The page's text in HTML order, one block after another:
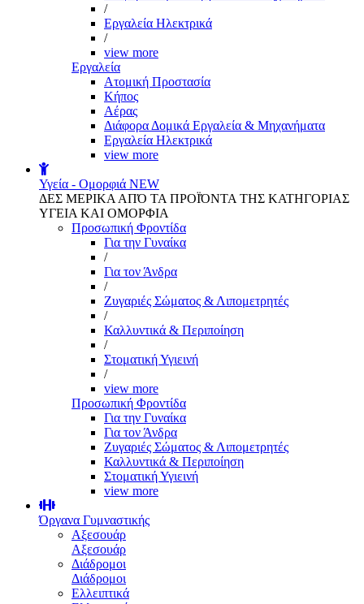
/
Εργαλεία Ηλεκτρικά
/
view more
Εργαλεία
Aτομική Προστασία
Kήπος
Αέρας
Διάφορα Δομικά Εργαλεία & Μηχανήματα
Εργαλεία Ηλεκτρικά
view more
Υγεία - Ομορφιά NEW
ΔΕΣ ΜΕΡΙΚΑ ΑΠΌ ΤΑ ΠΡΟΪΌΝΤΑ ΤΗΣ ΚΑΤΗΓΟΡΙΑΣ
ΥΓΕΙΑ ΚΑΙ ΟΜΟΡΦΙΑ
Προσωπική Φροντίδα
Για την Γυναίκα
/
Για τον Άνδρα
/
Ζυγαριές Σώματος & Λιπομετρητές
/
Καλλυντικά & Περιποίηση
/
Στοματική Υγιεινή
/
view more
Προσωπική Φροντίδα
Για την Γυναίκα
Για τον Άνδρα
Ζυγαριές Σώματος & Λιπομετρητές
Καλλυντικά & Περιποίηση
Στοματική Υγιεινή
view more
Όργανα Γυμναστικής
Αξεσουάρ
Αξεσουάρ
Διάδρομοι
Διάδρομοι
Ελλειπτικά